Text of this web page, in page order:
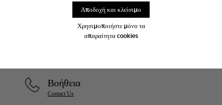
Χρησιμοποιήστε μόνο τα
απαραίτητα cookies
Αποδοχή και κλείσιμο
Βοήθεια
Contact Us